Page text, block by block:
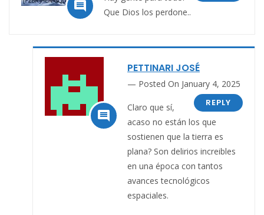

Que Dios los perdone..

PETTINARI JOSÉ
Posted On January 4, 2025
REPLY
Claro que sí,
acaso no están los que
sostienen que la tierra es
plana? Son delirios increibles
en una época con tantos
avances tecnológicos
espaciales.